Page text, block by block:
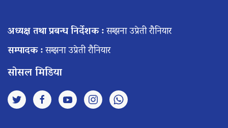
अध्यक्ष तथा प्रबन्ध निर्देशक :सम्झना उप्रेती रौनियार
सम्पादक :सम्झना उप्रेती रौनियार
सोसल मिडिया